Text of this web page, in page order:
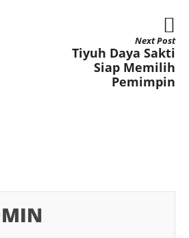
Next Post
Tiyuh Daya Sakti
Siap Memilih
Pemimpin